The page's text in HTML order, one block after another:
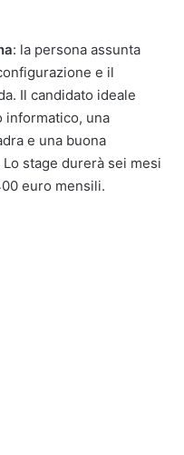
: la persona assunta
e il
Il candidato ideale
informatico, una
e una buona
stage durerà sei mesi
euro mensili.